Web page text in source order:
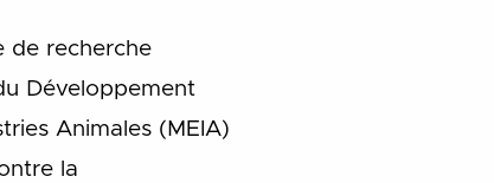
de recherche
Développement
Animales (MEIA)
la